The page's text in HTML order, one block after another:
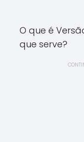
O que é
que serve?